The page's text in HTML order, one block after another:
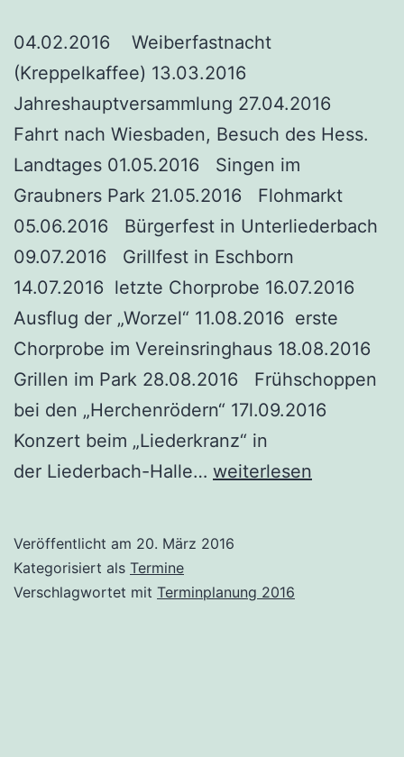
04.02.2016 Weiberfastnacht
(Kreppelkaffee) 13.03.2016
Jahreshauptversammlung 27.04.2016
Fahrt nach Wiesbaden, Besuch des Hess.
Landtages 01.05.2016 Singen im
Graubners Park 21.05.2016 Flohmarkt
05.06.2016 Bürgerfest in Unterliederbach
09.07.2016 Grillfest in Eschborn
14.07.2016 letzte Chorprobe 16.07.2016
Ausflug der „Worzel“ 11.08.2016 erste
Chorprobe im Vereinsringhaus 18.08.2016
Grillen im Park 28.08.2016 Frühschoppen
bei den „Herchenrödern“ 17l.09.2016
Konzert beim „Liederkranz“ in
der Liederbach-Halle… Termine
weiterlesen
Veröffentlicht am 20. März 2016
Kategorisiert als Termine
Verschlagwortet mit Terminplanung 2016